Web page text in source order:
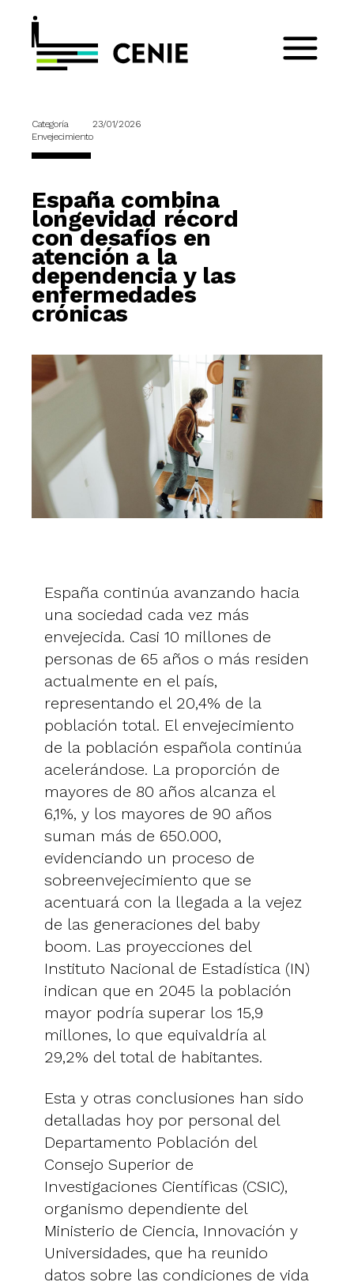
Categoría
Envejecimiento
23/01/2026
España combina
longevidad récord
con desafíos en
atención a la
dependencia y las
enfermedades
crónicas
España continúa avanzando hacia
una sociedad cada vez más
envejecida. Casi 10 millones de
personas de 65 años o más residen
actualmente en el país,
representando el 20,4% de la
población total. El envejecimiento
de la población española continúa
acelerándose. La proporción de
mayores de 80 años alcanza el
6,1%, y los mayores de 90 años
suman más de 650.000,
evidenciando un proceso de
sobreenvejecimiento que se
acentuará con la llegada a la vejez
de las generaciones del baby
boom. Las proyecciones del
Instituto Nacional de Estadística (IN)
indican que en 2045 la población
mayor podría superar los 15,9
millones, lo que equivaldría al
29,2% del total de habitantes.
Esta y otras conclusiones han sido
detalladas hoy por personal del
Departamento Población del
Consejo Superior de
Investigaciones Científicas (CSIC),
organismo dependiente del
Ministerio de Ciencia, Innovación y
Universidades, que ha reunido
datos sobre las condiciones de vida